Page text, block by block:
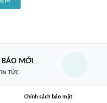
MỚI
TỨC
Chính sách bảo mật